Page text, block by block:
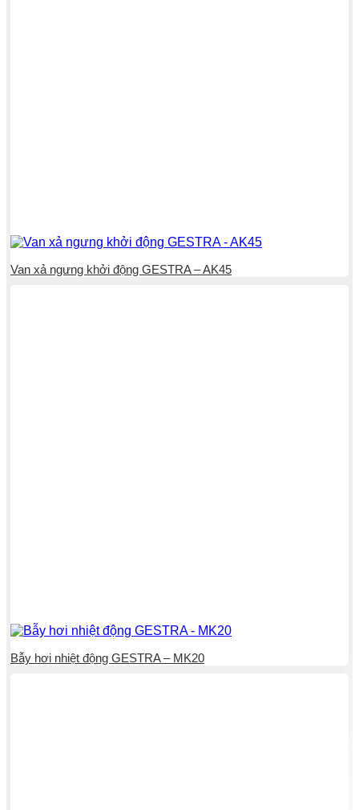
Van xả ngưng khởi động GESTRA – AK45
Bẫy hơi nhiệt động GESTRA – MK20